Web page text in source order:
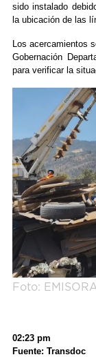
sido instalado
la ubicación de las
Los acercamientos
Gobernación
para verificar la
Foto:
02:23 pm
Fuente: Transdoc